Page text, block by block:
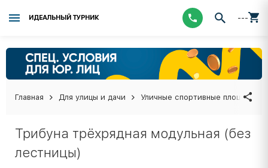
ИДЕАЛЬНЫЙ ТУРНИК ---
Главная Для улицы и дачи Уличные спортивные площадки
Трибуна трёхрядная модульная (без
лестницы)